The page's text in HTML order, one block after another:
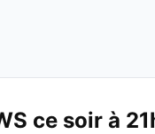
ce soir à